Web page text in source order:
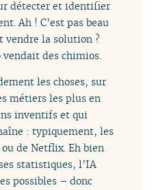
détecter et identifier
Ah ! C’est pas beau
vendre la solution ?
vendait des chimios.
les choses, sur
métiers les plus en
inventifs et qui
: typiquement, les
de Netflix. Eh bien
statistiques, l’IA
possibles – donc